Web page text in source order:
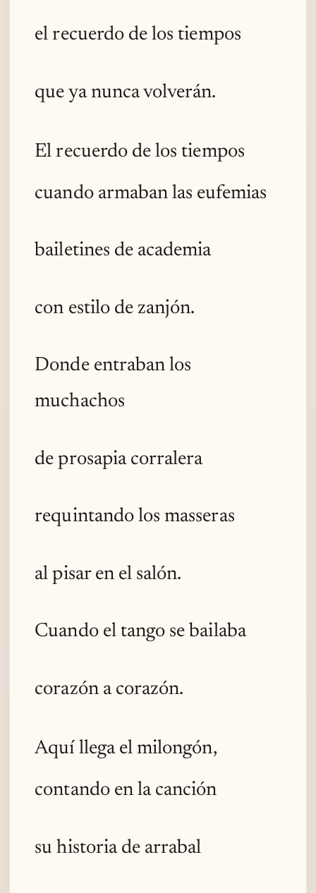
el recuerdo de los tiempos
que ya nunca volverán.
El recuerdo de los tiempos
cuando armaban las eufemias
bailetines de academia
con estilo de zanjón.
Donde entraban los
muchachos
de prosapia corralera
requintando los masseras
al pisar en el salón.
Cuando el tango se bailaba
corazón a corazón.
Aquí llega el milongón,
contando en la canción
su historia de arrabal